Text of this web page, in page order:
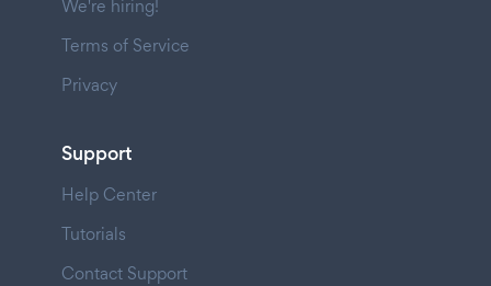
We're hiring!
Terms of Service
Privacy
Support
Help Center
Tutorials
Contact Support